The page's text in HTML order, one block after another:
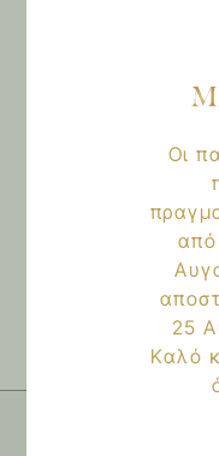
Δεν υπάρχει
Μόνο
αγοράσει αυτό
μία αξιολόγηση.
Οι
25
Καλό